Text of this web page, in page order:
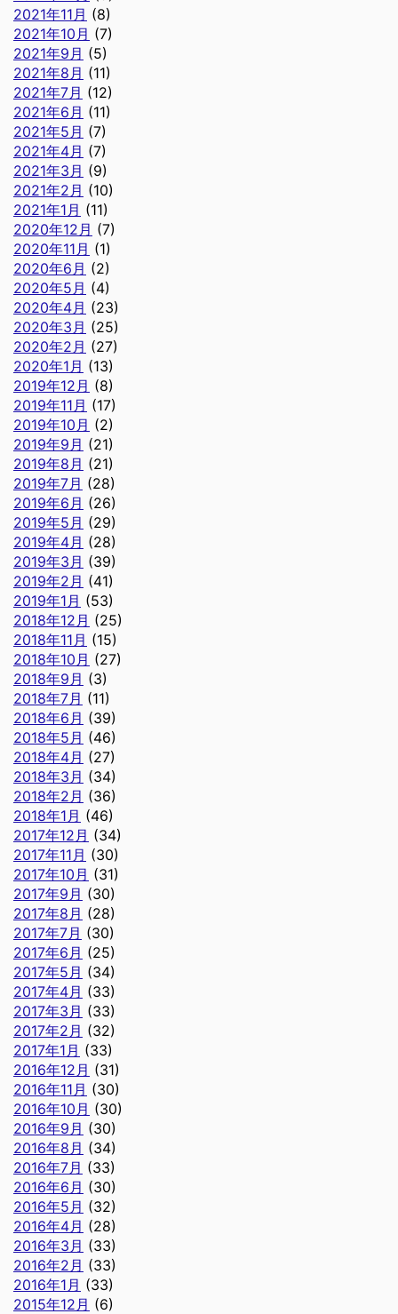
2021年11月 (8)
2021年10月 (7)
2021年9月 (5)
2021年8月 (11)
2021年7月 (12)
2021年6月 (11)
2021年5月 (7)
2021年4月 (7)
2021年3月 (9)
2021年2月 (10)
2021年1月 (11)
2020年12月 (7)
2020年11月 (1)
2020年6月 (2)
2020年5月 (4)
2020年4月 (23)
2020年3月 (25)
2020年2月 (27)
2020年1月 (13)
2019年12月 (8)
2019年11月 (17)
2019年10月 (2)
2019年9月 (21)
2019年8月 (21)
2019年7月 (28)
2019年6月 (26)
2019年5月 (29)
2019年4月 (28)
2019年3月 (39)
2019年2月 (41)
2019年1月 (53)
2018年12月 (25)
2018年11月 (15)
2018年10月 (27)
2018年9月 (3)
2018年7月 (11)
2018年6月 (39)
2018年5月 (46)
2018年4月 (27)
2018年3月 (34)
2018年2月 (36)
2018年1月 (46)
2017年12月 (34)
2017年11月 (30)
2017年10月 (31)
2017年9月 (30)
2017年8月 (28)
2017年7月 (30)
2017年6月 (25)
2017年5月 (34)
2017年4月 (33)
2017年3月 (33)
2017年2月 (32)
2017年1月 (33)
2016年12月 (31)
2016年11月 (30)
2016年10月 (30)
2016年9月 (30)
2016年8月 (34)
2016年7月 (33)
2016年6月 (30)
2016年5月 (32)
2016年4月 (28)
2016年3月 (33)
2016年2月 (33)
2016年1月 (33)
2015年12月 (6)